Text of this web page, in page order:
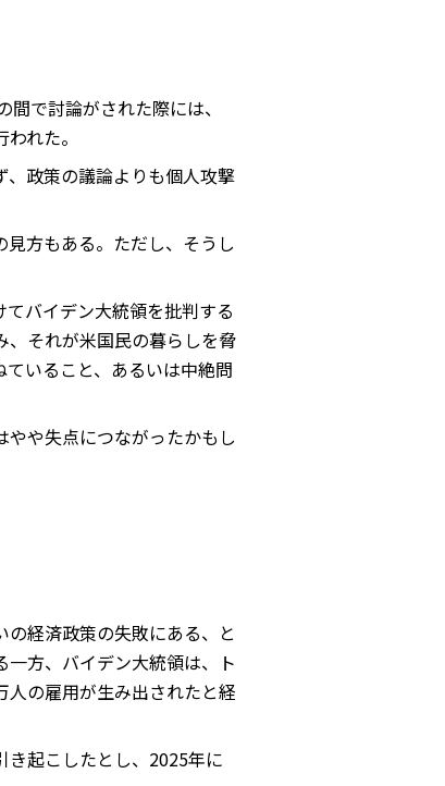
で討論がされた際には、
れた。
政策の議論よりも個人攻撃
方もある。ただし、そうし
バイデン大統領を批判する
、それが米国民の暮らしを脅
いること、あるいは中絶問
や失点につながったかもし
経済政策の失敗にある、と
方、バイデン大統領は、ト
人の雇用が生み出されたと経
き起こしたとし、2025年に